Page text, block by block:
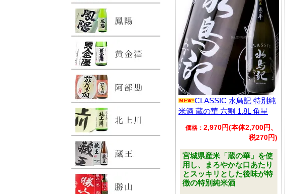
CLASSIC 水鳥記 特別純
米酒 蔵の華 六割 1.8L 角星
価格： 2,970円(本体2,700円、
税270円)
宮城県産米「蔵の華」を使
用し、まろやかな口あたり
とスッキリとした後味が特
徴の特別純米酒